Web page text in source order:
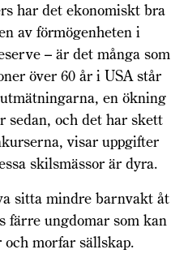
har det ekonomiskt bra
av förmögenheten i
– är det många som
över 60 år i USA står
en ökning
sedan, och det har skett
visar uppgifter
skilsmässor är dyra.
sitta mindre barnvakt åt
färre ungdomar som kan
morfar sällskap.